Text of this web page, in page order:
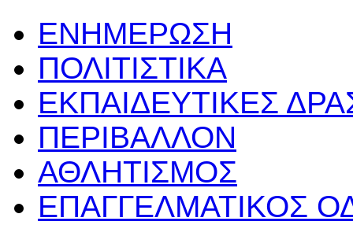
ΕΝΗΜΕΡΩΣΗ
ΠΟΛΙΤΙΣΤΙΚΑ
ΕΚΠΑΙΔΕΥΤΙΚΕΣ
ΠΕΡΙΒΑΛΛΟΝ
ΑΘΛΗΤΙΣΜΟΣ
ΕΠΑΓΓΕΛΜΑΤΙΚΟΣ